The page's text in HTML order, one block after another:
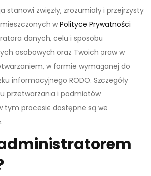
stanowi zwięzły, zrozumiały i przejrzysty
w Polityce Prywatności
danych, celu i sposobu
osobowych oraz Twoich praw w
w formie wymaganej do
informacyjnego RODO. Szczegóły
przetwarzania i podmiotów
tym procesie dostępne są we